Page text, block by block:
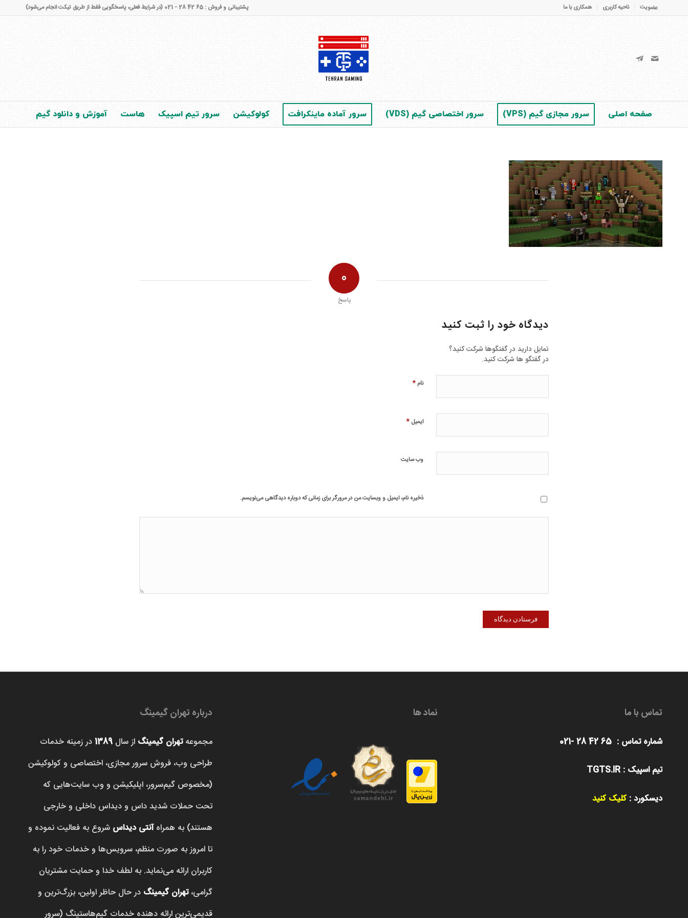
عضویت ناحیه کاربری همکاری با ما پشتیبانی و فروش : 65 42 28 - 021 (در شرایط فعلی، پاسخگویی فقط از طریق تیکت انجام می‌شود)
صفحه اصلی سرور مجازی گیم (VPS) سرور اختصاصی گیم (VDS) سرور آماده ماینکرافت کولوکیشن سرور تیم اسپیک هاست آموزش و دانلود گیم
0
پاسخ
دیدگاه خود را ثبت کنید
تمایل دارید در گفتگوها شرکت کنید؟
در گفتگو ها شرکت کنید.
نام*
ایمیل *
وب‌ سایت
ذخیره نام، ایمیل و وبسایت من در مرورگر برای زمانی که دوباره دیدگاهی می‌نویسم.
تماس با ما
شماره تماس : 65 42 28 -021
تیم اسپیک : TGTS.IR
دیسکورد :کلیک کنید
نماد ها درباره تهران گیمینگ
مجموعهتهران گیمینگ از سال1389در زمینه خدمات
طراحی وب، فروش‌ سرور مجازی، اختصاصی و کولوکیشن
(مخصوص گیم‌سرور، اپلیکیشن و وب سایت‌هایی که
تحت حملات شدید داس و دیداس داخلی و خارجی
هستند) به همراهآنتی دیداس شروع به فعالیت نموده و
تا امروز به صورت منظم، سرویس‌ها و خدمات خود را به
کاربران ارائه می‌نماید. به لطف خدا و حمایت مشتریان
گرامی،تهران گیمینگ در حال حاظر اولین، بزرگ‌ترین و
قدیمی‌ترین ارائه دهنده خدمات گیم‌هاستینگ (سرور